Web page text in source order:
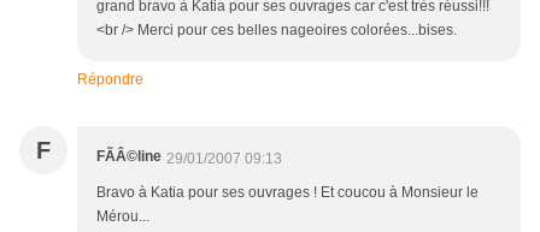
grand bravo à Katia pour ses ouvrages car c'est très réussi!!!
<br /> Merci pour ces belles nageoires colorées...bises.
Répondre
F FÃÂ©line 29/01/2007 09:13
Bravo à Katia pour ses ouvrages ! Et coucou à Monsieur le
Mérou...